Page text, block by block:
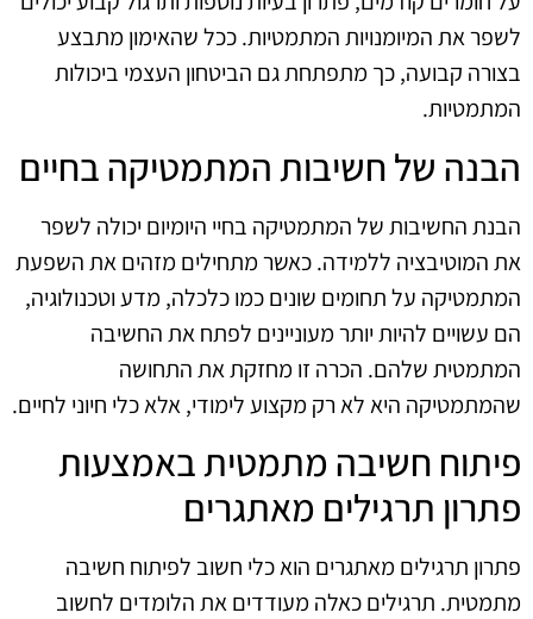
לשפר את המיומנויות המתמטיות. ככל שהאימון מתבצע
בצורה קבועה, כך מתפתחת גם הביטחון העצמי ביכולות
המתמטיות.
הבנה של חשיבות המתמטיקה בחיים
הבנת החשיבות של המתמטיקה בחיי היומיום יכולה לשפר
את המוטיבציה ללמידה. כאשר מתחילים מזהים את השפעת
המתמטיקה על תחומים שונים כמו כלכלה, מדע וטכנולוגיה,
הם עשויים להיות יותר מעוניינים לפתח את החשיבה
המתמטית שלהם. הכרה זו מחזקת את התחושה
שהמתמטיקה היא לא רק מקצוע לימודי, אלא כלי חיוני לחיים.
פיתוח חשיבה מתמטית באמצעות
פתרון תרגילים מאתגרים
פתרון תרגילים מאתגרים הוא כלי חשוב לפיתוח חשיבה
מתמטית. תרגילים כאלה מעודדים את הלומדים לחשוב